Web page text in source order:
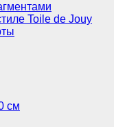
Toile de Jouy
см